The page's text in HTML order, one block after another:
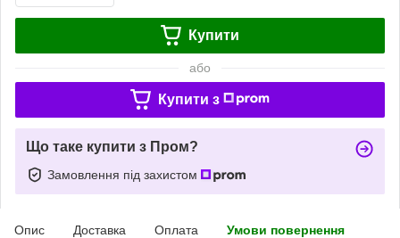
Купити
або
Купити з
Що таке купити з Пром?
Замовлення під захистом
Опис Доставка Оплата Умови повернення